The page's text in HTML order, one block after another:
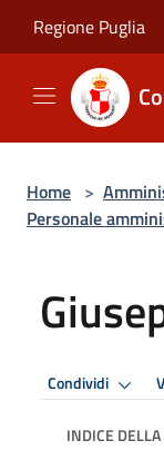
Regione Puglia
Home >
Personale
Condividi
INDICE